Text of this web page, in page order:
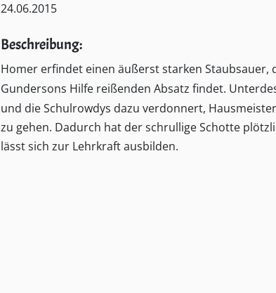
24.06.2015
Beschreibung:
Homer erfindet einen äußerst starken Staubsauer,
Gundersons Hilfe reißenden Absatz findet.
und die Schulrowdys dazu verdonnert,
zu gehen. Dadurch hat der schrullige Schotte
lässt sich zur Lehrkraft ausbilden.